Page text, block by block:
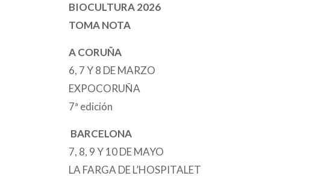
BIOCULTURA 2026
TOMA NOTA
A CORUÑA
6, 7 Y 8 DE MARZO
EXPOCORUÑA
7ª edición
BARCELONA
7, 8, 9 Y 10 DE MAYO
LA FARGA DE L’HOSPITALET